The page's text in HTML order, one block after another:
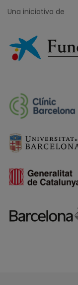
Una iniciativa de